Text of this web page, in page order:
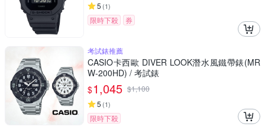
5 (1)
限時下殺 券
考試錶推薦
CASIO卡西歐 DIVER LOOK潛水風鐵帶錶(MR
W-200HD) / 考試錶
$1,045 $1,100
5 (1)
限時下殺